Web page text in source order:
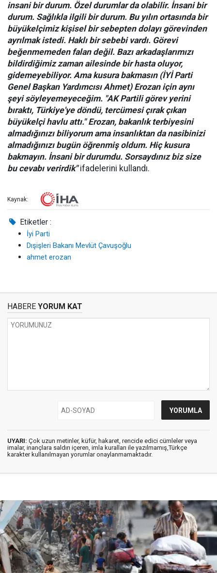
insani bir durum. Özel durumlar da olabilir. İnsani bir
durum. Sağlıkla ilgili bir durum. Bu yılın ortasında bir
büyükelçimiz kişisel bir sebepten dolayı görevinden
ayrılmak istedi. Haklı bir sebebi vardı. Görevi
beğenmemeden falan değil. Bazı arkadaşlarımızı
bildirdiğimiz zaman ailesinde bir hasta oluyor,
gidemeyebiliyor. Ama kusura bakmasın (İYİ Parti
Genel Başkan Yardımcısı Ahmet) Erozan için aynı
şeyi söyleyemeyeceğim. "AK Partili görev yerini
bıraktı, Türkiye'ye döndü, tercümesi çırak çıkan
büyükelçi havlu attı." Erozan, bakanlık terbiyesini
almadığınızı biliyorum ama insanlıktan da nasibinizi
almadığınızı bugün öğrenmiş oldum. Hiç kusura
bakmayın. İnsani bir durumdu. Sorsaydınız biz size
bu cevabı verirdik"ifadelerini kullandı.
Kaynak:
Etiketler :
İyi Parti
Dışişleri Bakanı Mevlüt Çavuşoğlu
ahmet erozan
HABERE YORUM KAT
UYARI: Çok uzun metinler, küfür, hakaret, rencide edici cümleler veya
imalar, inançlara saldırı içeren, imla kuralları ile yazılmamış,Türkçe
karakter kullanılmayan yorumlar onaylanmamaktadır.